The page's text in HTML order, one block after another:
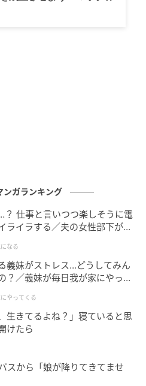
確保が比較的スムーズ。広
会にいながら自然に囲まれ
にスープ、湯だねパンが付く。写真は
タケのオイルソース
る本格ピザやパスタを中心
います。外は香ばしく中は
、旬の食材を組み合わせた
。パスタは週替わりで、訪
えます。
ンガランキング
？ 仕事と言いつつ楽しそうに電
ライラする／夫の女性部下が気
なる
義妹がストレス…どうしてみん
？／義妹が毎日我が家にやって
やってくる
きてるよね？」寝ていると思
けたら
から「娘が降りてきてませ